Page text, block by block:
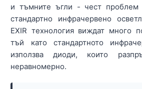
и тъмните ъгли - чест проблем
стандартно инфрачервено
EXIR технология виждат много
тъй като стандартното
използва диоди, които
неравномерно.